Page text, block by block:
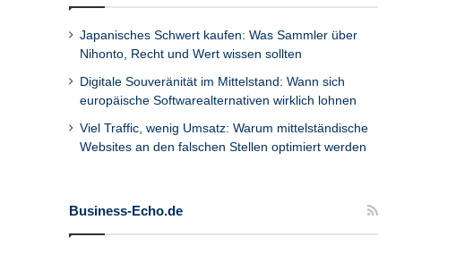
Japanisches Schwert kaufen: Was Sammler über
Nihonto, Recht und Wert wissen sollten
Digitale Souveränität im Mittelstand: Wann sich
europäische Softwarealternativen wirklich lohnen
Viel Traffic, wenig Umsatz: Warum mittelständische
Websites an den falschen Stellen optimiert werden
Business-Echo.de